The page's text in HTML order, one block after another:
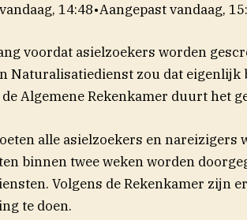
vandaag, 14:48•Aangepastvandaag,
voordat asielzoekers worden
Naturalisatiedienst zou dat eigenlijk
Algemene Rekenkamer duurt het
alle asielzoekers en nareizigers
binnen twee weken worden
Volgens de Rekenkamer zijn
te doen.